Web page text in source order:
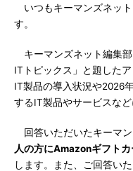
いつもキーマンズネッ
す。
キーマンズネット編集
ITトピックス」と題した
IT製品の導入状況や2026
するIT製品やサービスな
回答いただいたキーマン
人の方にAmazonギフト
します。また、ご回答い